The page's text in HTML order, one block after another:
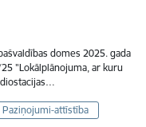
domes 2025. gada
"Lokālplānojuma, ar kuru
Paziņojumi-attīstība